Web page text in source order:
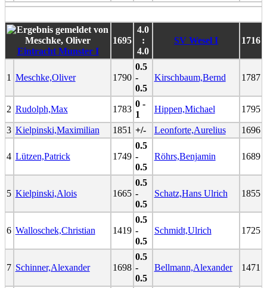
Eintracht Munster I
1695
4.0
:
4.0
SV Wesel I 1716
1 Meschke,Oliver 1790
0.5
-
0.5
Kirschbaum,Bernd 1787
2 Rudolph,Max 1783
0 -
1
Hippen,Michael 1795
3 Kielpinski,Maximilian 1851 +/- Leonforte,Aurelius 1696
4 Lützen,Patrick 1749
0.5
-
0.5
Röhrs,Benjamin 1689
5 Kielpinski,Alois 1665
0.5
-
0.5
Schatz,Hans Ulrich 1855
6 Walloschek,Christian 1419
0.5
-
0.5
Schmidt,Ulrich 1725
7 Schinner,Alexander 1698
0.5
-
0.5
Bellmann,Alexander 1471